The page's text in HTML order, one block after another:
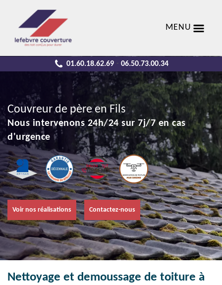
MENU
01.60.18.62.69 - 06.50.73.00.34
Couvreur de père en Fils
Nous intervenons 24h/24 sur 7j/7 en cas
d'urgence
Voir nos réalisations Contactez-nous
Nettoyage et demoussage de toiture à